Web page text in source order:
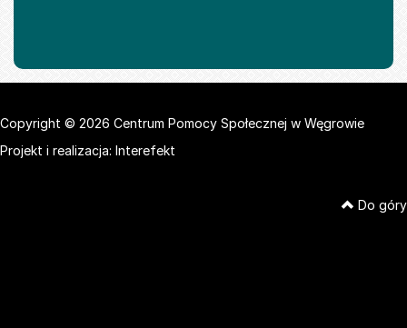
Copyright © 2026 Centrum Pomocy Społecznej w Węgrowie
Projekt i realizacja: Interefekt
Do góry